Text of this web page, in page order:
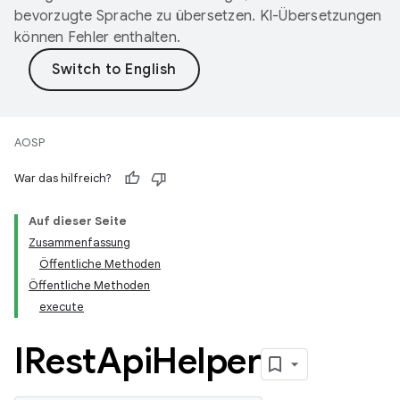
bevorzugte Sprache zu übersetzen. KI-Übersetzungen
können Fehler enthalten.
AOSP
War das hilfreich?
Auf dieser Seite
Zusammenfassung
Öffentliche Methoden
Öffentliche Methoden
execute
IRestApiHelper